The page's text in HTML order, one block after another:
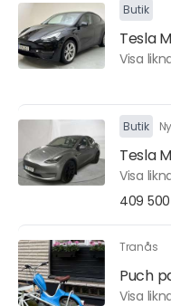
Butik
Tesla
Visa
Butik
Tesla
Visa
409
Tranås
Puch
Visa